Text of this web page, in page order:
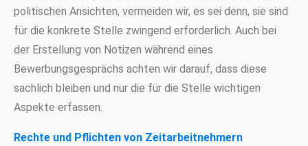
politischen Ansichten, vermeiden wir, es sei denn, sie sind
für die konkrete Stelle zwingend erforderlich. Auch bei
der Erstellung von Notizen während eines
Bewerbungsgesprächs achten wir darauf, dass diese
sachlich bleiben und nur die für die Stelle wichtigen
Aspekte erfassen.
Rechte und Pflichten von Zeitarbeitnehmern